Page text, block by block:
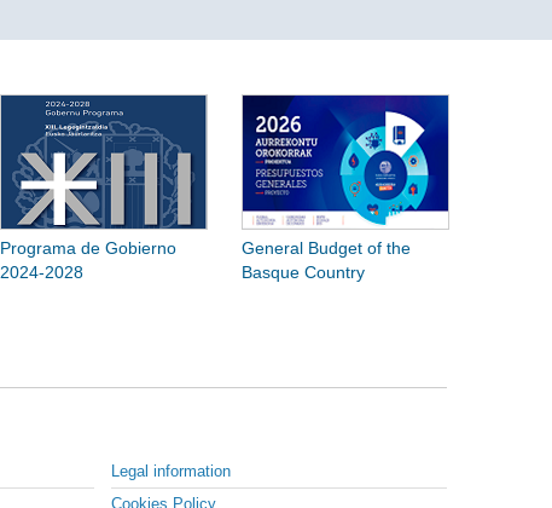
Programa de Gobierno
2024-2028
General Budget of the
Basque Country
Legal information
Cookies Policy